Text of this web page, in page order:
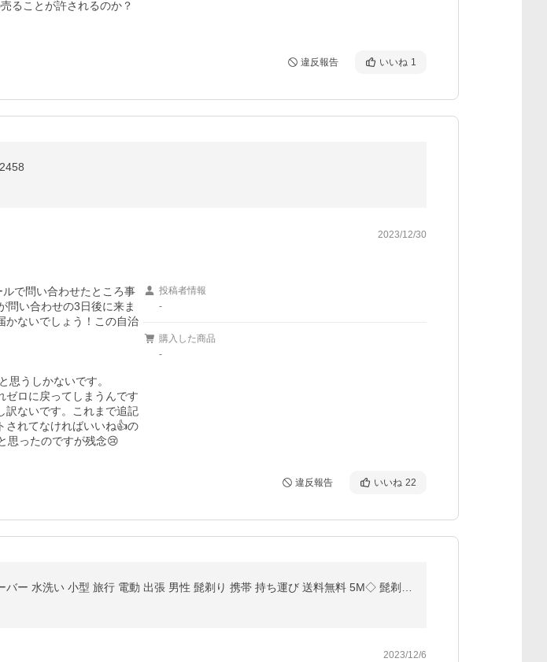
ることが許されるのか？
違反報告 いいね 1
2023/12/30
で問い合わせたところ事
問い合わせの3日後に来ま
かないでしょう！この自治
思うしかないです。
ゼロに戻ってしまうんです
訳ないです。これまで追記
されてなければいいね👍の
思ったのですが残念😢
投稿者情報
-
購入した商品
-
違反報告 いいね 22
2023/12/6